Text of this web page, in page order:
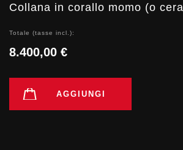
Collana in corallo momo (o
Totale (tasse incl.):
8.400,00 €
AGGIUNGI